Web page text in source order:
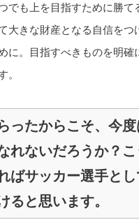
でも上を目指すために勝て
大きな財産となる自信をつ
に。目指すべきものを明確
。
ったからこそ、今
れないだろうか？
ばサッカー選手とし
ると思います。